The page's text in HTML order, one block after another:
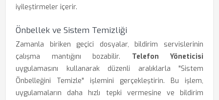
iyileştirmeler içerir.
Önbellek ve Sistem Temizliği
Zamanla biriken geçici dosyalar, bildirim servislerinin
çalışma mantığını bozabilir. Telefon Yöneticisi
uygulamasını kullanarak düzenli aralıklarla "Sistem
Önbelleğini Temizle" işlemini gerçekleştirin. Bu işlem,
uygulamaların daha hızlı tepki vermesine ve bildirim